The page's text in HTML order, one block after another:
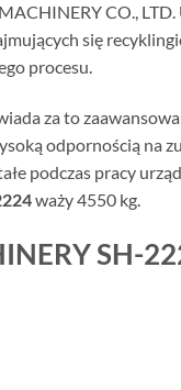
CO.,
się
procesu.
za to
odpornością na
podczas pracy
waży 4550 kg.
SH-